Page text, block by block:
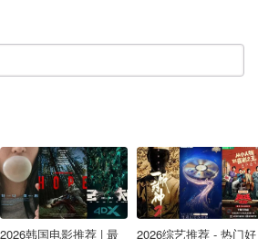
2026韩国电影推荐 | 最
2026综艺推荐 - 热门好